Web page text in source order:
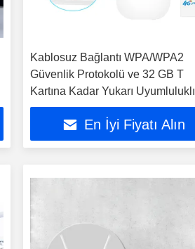
Kablosuz Bağlantı WPA/WPA2
Güvenlik Protokolü ve 32 GB T
Kartına Kadar Yukarı Uyumluluklı
Taşınabilir Wifi Yönlendiriciler
En İyi Fiyatı Alın